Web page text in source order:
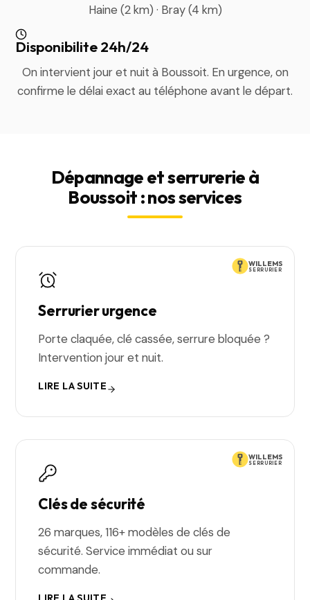
Haine (2 km) · Bray (4 km)
Disponibilite 24h/24
On intervient jour et nuit à Boussoit. En urgence, on
confirme le délai exact au téléphone avant le départ.
Dépannage et serrurerie à
Boussoit : nos services
WILLEMS
SERRURIER
Serrurier urgence
Porte claquée, clé cassée, serrure bloquée ?
Intervention jour et nuit.
LIRE LA SUITE
WILLEMS
SERRURIER
Clés de sécurité
26 marques, 116+ modèles de clés de
sécurité. Service immédiat ou sur
commande.